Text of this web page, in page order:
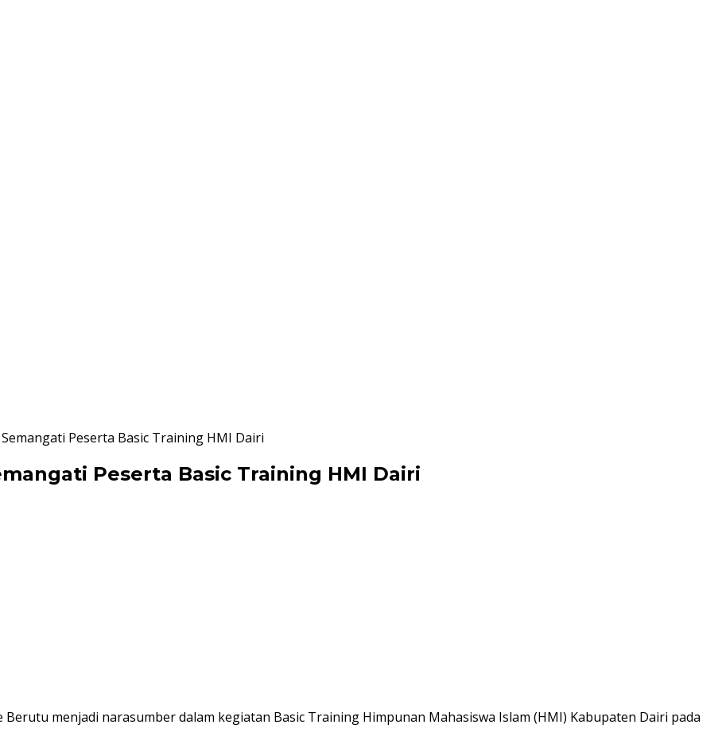
Peserta Basic Training HMI Dairi
Peserta Basic Training HMI Dairi
Berutu menjadi narasumber dalam kegiatan Basic Training Himpunan Mahasiswa Islam (HMI) Kabupaten Dairi pada